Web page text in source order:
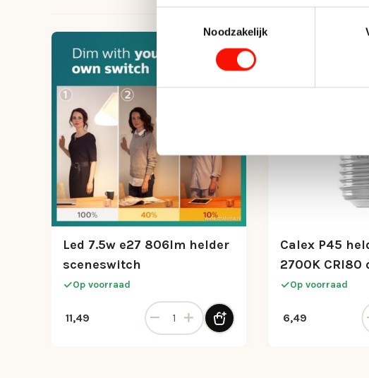
Noodzakelijk
Led 7.5w e27 806lm helder
sceneswitch
Op voorraad
11,49
Led 7.5w e27 806lm helder sceneswitch
Calex P45
2700K CRI80
Op voorraad
6,49